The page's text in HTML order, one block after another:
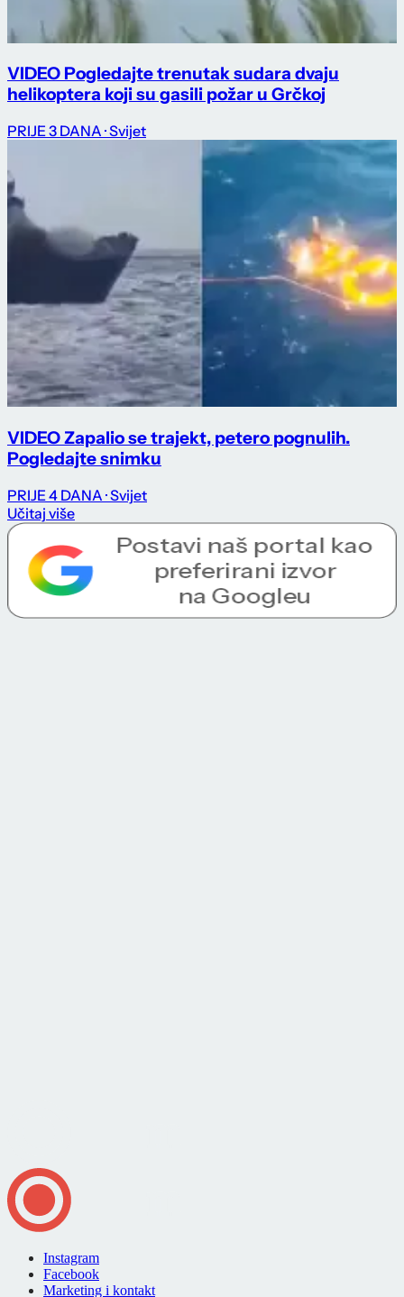
VIDEO Pogledajte trenutak sudara dvaju
helikoptera koji su gasili požar u Grčkoj
PRIJE 3 DANA · Svijet
VIDEO Zapalio se trajekt, petero pognulih.
Pogledajte snimku
PRIJE 4 DANA · Svijet
Učitaj više
Instagram
Facebook
Marketing i kontakt